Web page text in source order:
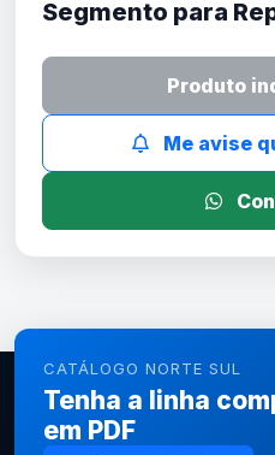
Segmento para
Produto
Me avise
CATÁLOGO NORTE SUL
Tenha a linha
em PDF